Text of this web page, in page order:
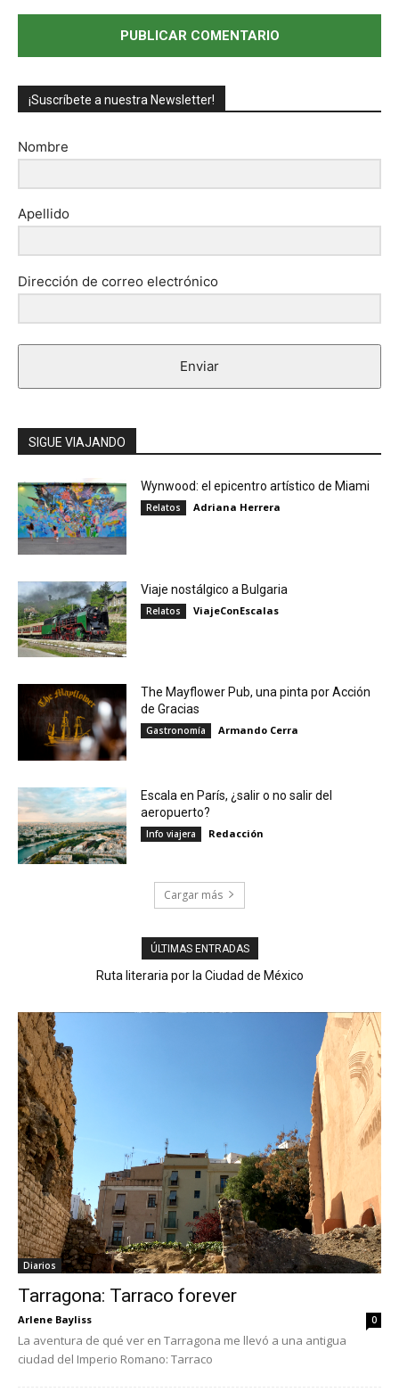
¡Suscríbete a nuestra Newsletter!
Nombre
Apellido
Dirección de correo electrónico
Enviar
SIGUE VIAJANDO
Wynwood: el epicentro artístico de Miami
Relatos Adriana Herrera
Viaje nostálgico a Bulgaria
Relatos ViajeConEscalas
The Mayflower Pub, una pinta por Acción
de Gracias
Gastronomía Armando Cerra
Escala en París, ¿salir o no salir del
aeropuerto?
Info viajera Redacción
Cargar más
ÚLTIMAS ENTRADAS
Ruta literaria por la Ciudad de México
Diarios
Tarragona: Tarraco forever
Arlene Bayliss 0
La aventura de qué ver en Tarragona me llevó a una antigua
ciudad del Imperio Romano: Tarraco